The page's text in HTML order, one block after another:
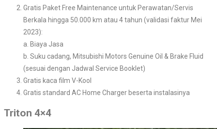
Gratis Paket Free Maintenance untuk Perawatan/Servis
Berkala hingga 50.000 km atau 4 tahun (validasi faktur Mei
2023):
a. Biaya Jasa
b. Suku cadang, Mitsubishi Motors Genuine Oil & Brake Fluid
(sesuai dengan Jadwal Service Booklet)
Gratis kaca film V-Kool
Gratis standard AC Home Charger beserta instalasinya
Triton 4×4